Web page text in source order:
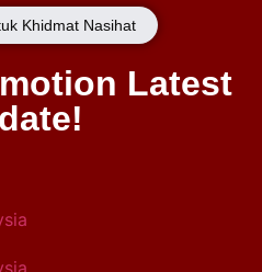
Khidmat Nasihat
Latest